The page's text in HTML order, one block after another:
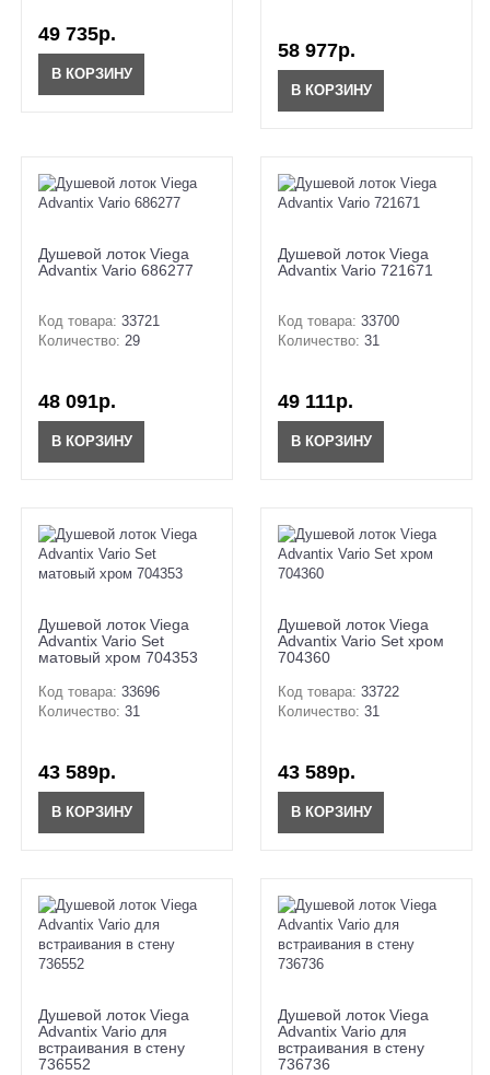
49 735р.
В КОРЗИНУ
58 977р.
В КОРЗИНУ
Душевой лоток Viega
Advantix Vario 686277
Код товара: 33721
Количество: 29
48 091р.
В КОРЗИНУ
Душевой лоток Viega
Advantix Vario 721671
Код товара: 33700
Количество: 31
49 111р.
В КОРЗИНУ
Душевой лоток Viega
Advantix Vario Set
матовый хром 704353
Код товара: 33696
Количество: 31
43 589р.
В КОРЗИНУ
Душевой лоток Viega
Advantix Vario Set хром
704360
Код товара: 33722
Количество: 31
43 589р.
В КОРЗИНУ
Душевой лоток Viega
Advantix Vario для
встраивания в стену
736552
Душевой лоток Viega
Advantix Vario для
встраивания в стену
736736